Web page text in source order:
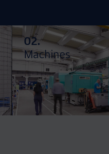
02.
Machines